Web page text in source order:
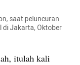
saat peluncuran
di Jakarta, Oktober
itulah kali